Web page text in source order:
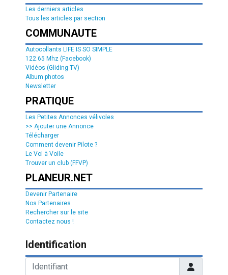
Les derniers articles
Tous les articles par section
COMMUNAUTE
Autocollants LIFE IS SO SIMPLE
122.65 Mhz (Facebook)
Vidéos (Gliding TV)
Album photos
Newsletter
PRATIQUE
Les Petites Annonces vélivoles
>> Ajouter une Annonce
Télécharger
Comment devenir Pilote ?
Le Vol à Voile
Trouver un club (FFVP)
PLANEUR.NET
Devenir Partenaire
Nos Partenaires
Rechercher sur le site
Contactez nous !
Identification
Identifiant